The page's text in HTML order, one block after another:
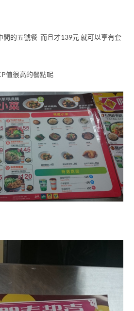
間的五號餐 而且才139元 就可以享有套
值很高的餐點呢